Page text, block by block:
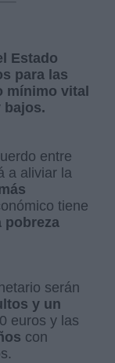
Estado
para las
mínimo vital
bajos.
entre
a aliviar la
tiene
pobreza
serán
y un
euros y las
con